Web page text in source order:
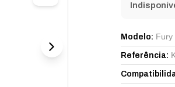
Modelo: Fury
Referência: